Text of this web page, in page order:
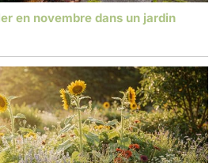
en novembre dans un jardin